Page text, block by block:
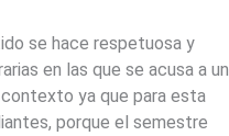
se hace respetuosa y
en las que se acusa a un
ya que para esta
porque el semestre